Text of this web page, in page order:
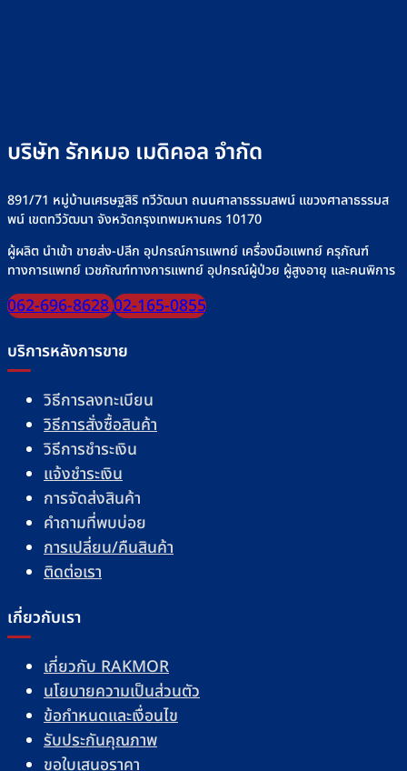
บริษัท รักหมอ เมดิคอล จำกัด
891/71 หมู่บ้านเศรษฐสิริ ทวีวัฒนา ถนนศาลาธรรมสพน์ แขวงศาลาธรรมส
พน์ เขตทวีวัฒนา จังหวัดกรุงเทพมหานคร 10170
ผู้ผลิต นำเข้า ขายส่ง-ปลีก อุปกรณ์การแพทย์ เครื่องมือแพทย์ ครุภัณฑ์
ทางการแพทย์ เวชภัณฑ์ทางการแพทย์ อุปกรณ์ผู้ป่วย ผู้สูงอายุ และคนพิการ
062-696-862802-165-0855
บริการหลังการขาย
วิธีการลงทะเบียน
วิธีการสั่งซื้อสินค้า
วิธีการชำระเงิน
แจ้งชำระเงิน
การจัดส่งสินค้า
คำถามที่พบบ่อย
การเปลี่ยน/คืนสินค้า
ติดต่อเรา
เกี่ยวกับเรา
เกี่ยวกับ RAKMOR
นโยบายความเป็นส่วนตัว
ข้อกำหนดและเงื่อนไข
รับประกันคุณภาพ
ขอใบเสนอราคา